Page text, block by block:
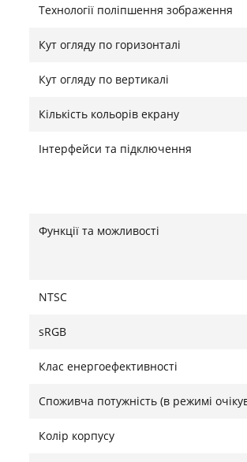
роботи будь-де.
Знайшли помилку?Повідомити
Технології поліпшення зображення
Кут огляду по горизонталі
Кут огляду по вертикалі
Кількість кольорів екрану
Інтерфейси та підключення
Функції та можливості
NTSC
sRGB
Клас енергоефективності
Споживча потужність (в режимі
Колір корпусу